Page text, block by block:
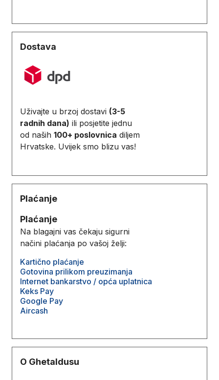
Dostava
Uživajte u brzoj dostavi (3-5
radnih dana) ili posjetite jednu
od naših 100+ poslovnica diljem
Hrvatske. Uvijek smo blizu vas!
Plaćanje
Plaćanje
Na blagajni vas čekaju sigurni
načini plaćanja po vašoj želji:
Kartično plaćanje
Gotovina prilikom preuzimanja
Internet bankarstvo / opća uplatnica
Keks Pay
Google Pay
Aircash
O Ghetaldusu